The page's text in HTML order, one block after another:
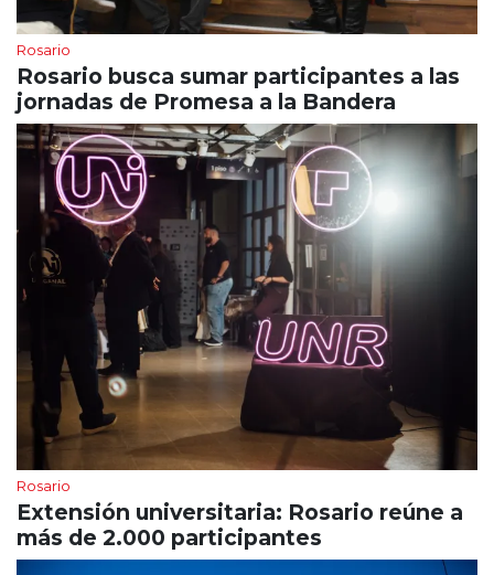
Rosario
Rosario busca sumar participantes a las
jornadas de Promesa a la Bandera
Rosario
Extensión universitaria: Rosario reúne a
más de 2.000 participantes